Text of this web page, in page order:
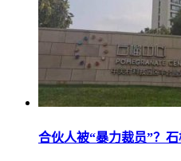
合伙人被“暴力裁员”？